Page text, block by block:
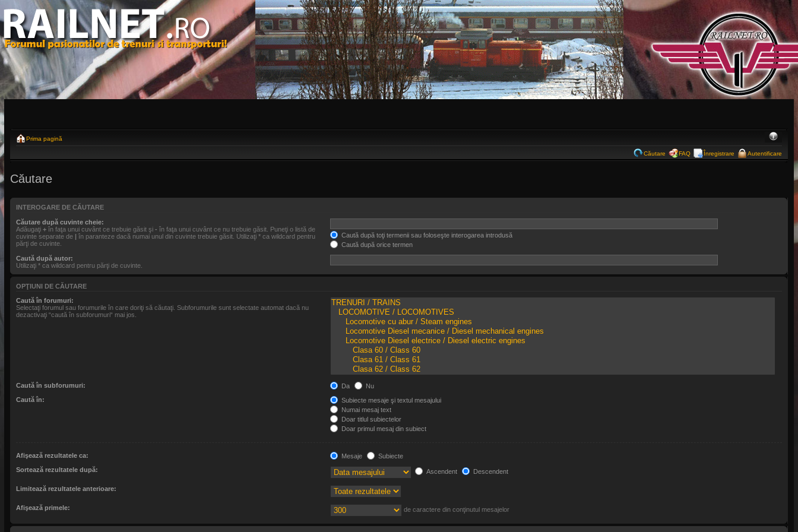
Prima pagină
Căutare FAQ Înregistrare Autentificare
Căutare
INTEROGARE DE CĂUTARE
Căutare după cuvinte cheie:
Adăugaţi +în faţa unui cuvânt ce trebuie găsit şi - în faţa unui cuvânt ce nu trebuie găsit. Puneţi o listă de
cuvinte separate de | în paranteze dacă numai unul din cuvinte trebuie găsit. Utilizaţi * ca wildcard pentru
părţi de cuvinte.
Caută după toţi termenii sau foloseşte interogarea introdusă
Caută după orice termen
Caută după autor:
Utilizaţi * ca wildcard pentru părţi de cuvinte.
OPŢIUNI DE CĂUTARE
Caută în forumuri:
Selectaţi forumul sau forumurile în care doriţi să căutaţi. Subforumurile sunt selectate automat dacă nu
dezactivaţi “caută în subforumuri“ mai jos.
Caută în subforumuri: Da
Nu
Caută în:
Subiecte mesaje şi textul mesajului
Numai mesaj text
Doar titlul subiectelor
Doar primul mesaj din subiect
Afişează rezultatele ca: Mesaje
Subiecte
Sortează rezultatele după:
Ascendent Descendent
Limitează rezultatele anterioare:
Afişează primele: de caractere din conţinutul mesajelor